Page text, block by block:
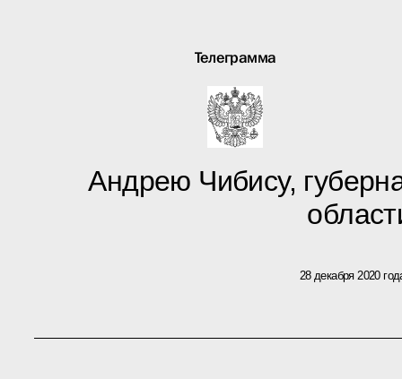
Телеграмма
Андрею Чибису,
28 декабря 2020